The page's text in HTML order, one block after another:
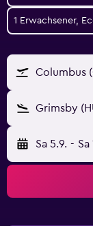
1 Erwachsener,
Columbus
Grimsby
Sa 5.9. - Sa